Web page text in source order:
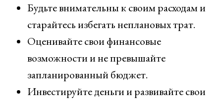
Будьте внимательны к своим расходам и
старайтесь избегать неплановых трат.
Оценивайте свои финансовые
возможности и не превышайте
запланированный бюджет.
Инвестируйте деньги и развивайте свои